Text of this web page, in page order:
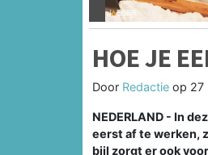
HOE JE
Door Redactie op 27
NEDERLAND - In
eerst af te werken,
bijl zorgt er ook